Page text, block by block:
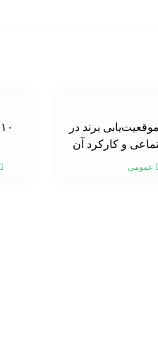
برند در
و کارکرد آن
عمومی